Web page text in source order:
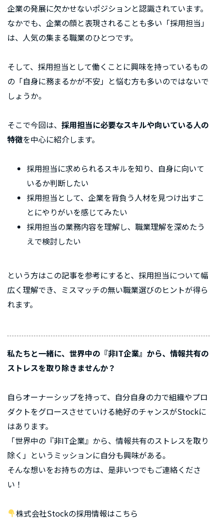
企業の発展に欠かせないポジションと認識されています。
なかでも、企業の顔と表現されることも多い「採用担当」
は、人気の集まる職業のひとつです。
そして、採用担当として働くことに興味を持っているもの
の「自身に務まるかが不安」と悩む方も多いのではないで
しょうか。
そこで今回は、 採用担当に必要なスキルや向いている人の
特徴を中心に紹介します。
採用担当に求められるスキルを知り、自身に向いて
いるか判断したい
採用担当として、企業を背負う人材を見つけ出すこ
とにやりがいを感じてみたい
採用担当の業務内容を理解し、職業理解を深めたう
えで検討したい
という方はこの記事を参考にすると、採用担当について幅
広く理解でき、ミスマッチの無い職業選びのヒントが得ら
れます。
私たちと一緒に、世界中の『非IT企業』から、情報共有の
ストレスを取り除きませんか？
自らオーナーシップを持って、自分自身の力で組織やプロ
ダクトをグロースさせていける絶好のチャンスがStockに
はあります。
「世界中の『非IT企業』から、情報共有のストレスを取り
除く」というミッションに自分も興味がある。
そんな想いをお持ちの方は、是非いつでもご連絡くださ
い！
株式会社Stockの採用情報はこちら